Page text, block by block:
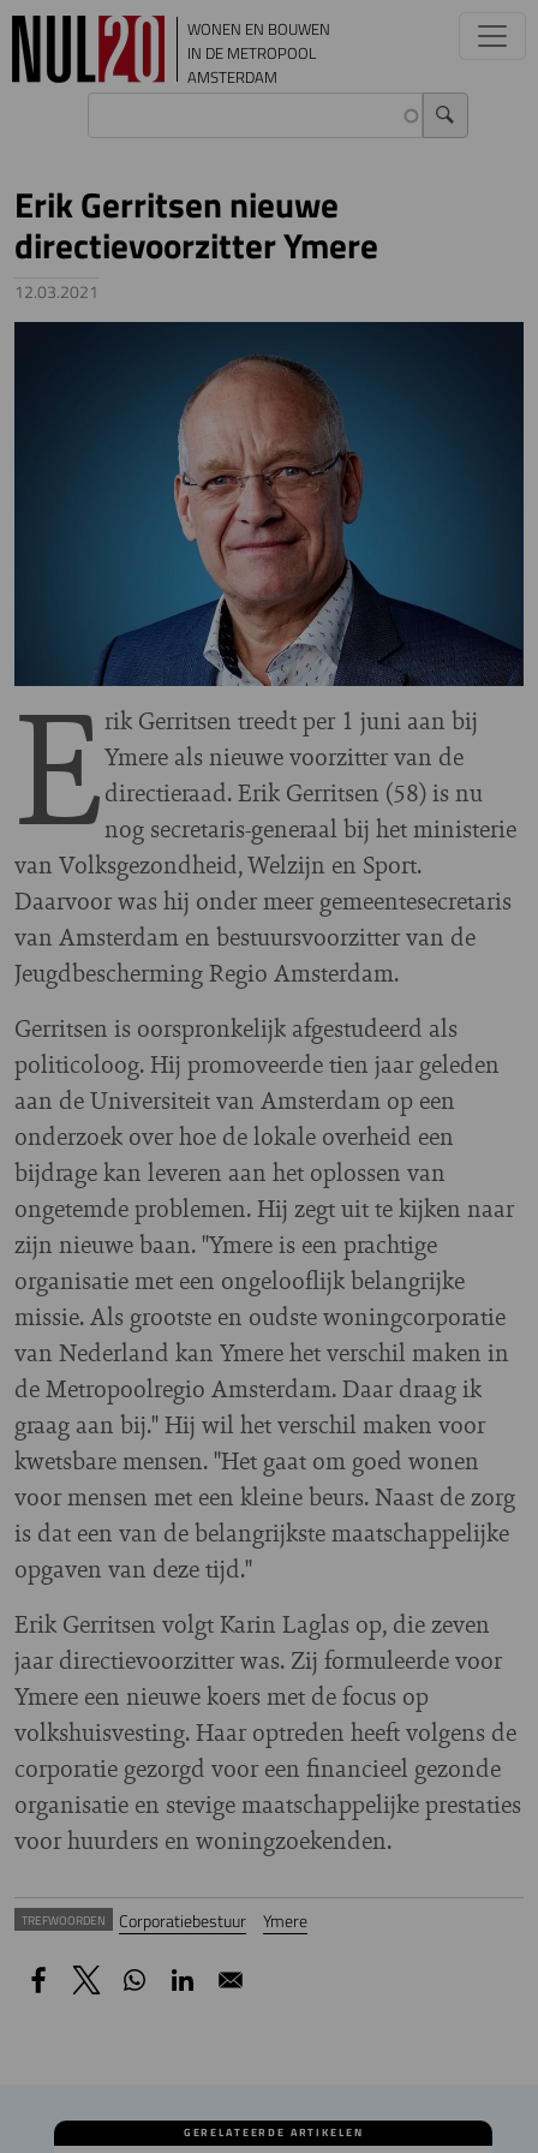
Overslaan en naar de inhoud gaan
WONEN EN BOUWEN
IN DE METROPOOL
AMSTERDAM
Erik Gerritsen nieuwe
directievoorzitter Ymere
12.03.2021
Erik Gerritsen treedt per 1 juni aan bij
Ymere als nieuwe voorzitter van de
directieraad. Erik Gerritsen (58) is nu
nog secretaris-generaal bij het ministerie
van Volksgezondheid, Welzijn en Sport.
Daarvoor was hij onder meer gemeentesecretaris
van Amsterdam en bestuursvoorzitter van de
Jeugdbescherming Regio Amsterdam.
Gerritsen is oorspronkelijk afgestudeerd als
politicoloog. Hij promoveerde tien jaar geleden
aan de Universiteit van Amsterdam op een
onderzoek over hoe de lokale overheid een
bijdrage kan leveren aan het oplossen van
ongetemde problemen. Hij zegt uit te kijken naar
zijn nieuwe baan. "Ymere is een prachtige
organisatie met een ongelooflijk belangrijke
missie. Als grootste en oudste woningcorporatie
van Nederland kan Ymere het verschil maken in
de Metropoolregio Amsterdam. Daar draag ik
graag aan bij." Hij wil het verschil maken voor
kwetsbare mensen. "Het gaat om goed wonen
voor mensen met een kleine beurs. Naast de zorg
is dat een van de belangrijkste maatschappelijke
opgaven van deze tijd."
Erik Gerritsen volgt Karin Laglas op, die zeven
jaar directievoorzitter was. Zij formuleerde voor
Ymere een nieuwe koers met de focus op
volkshuisvesting. Haar optreden heeft volgens de
corporatie gezorgd voor een financieel gezonde
organisatie en stevige maatschappelijke prestaties
voor huurders en woningzoekenden.
TREFWOORDEN Corporatiebestuur Ymere
GERELATEERDE ARTIKELEN